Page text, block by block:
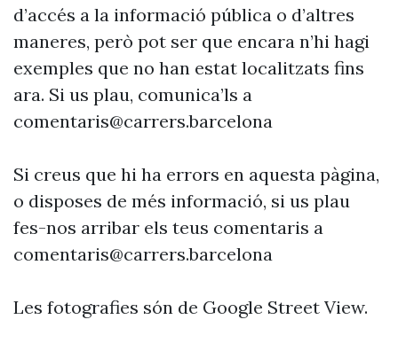
d’accés a la informació pública o d’altres
maneres, però pot ser que encara n’hi hagi
exemples que no han estat localitzats fins
ara. Si us plau, comunica’ls a
comentaris@carrers.barcelona
Si creus que hi ha errors en aquesta pàgina,
o disposes de més informació, si us plau
fes-nos arribar els teus comentaris a
comentaris@carrers.barcelona
Les fotografies són de Google Street View.